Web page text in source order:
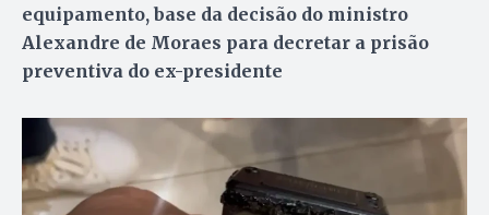
equipamento, base da decisão do ministro
Alexandre de Moraes para decretar a prisão
preventiva do ex-presidente